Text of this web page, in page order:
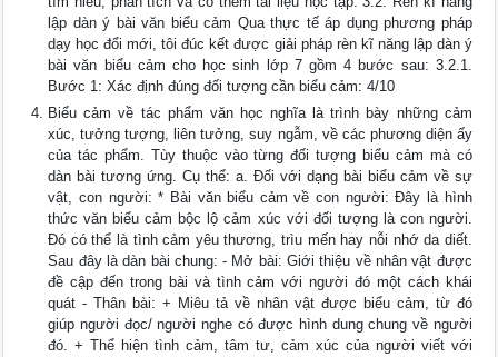
lập dàn ý bài văn biểu cảm Qua thực tế áp dụng phương pháp
dạy học đổi mới, tôi đúc kết được giải pháp rèn kĩ năng lập dàn ý
bài văn biểu cảm cho học sinh lớp 7 gồm 4 bước sau: 3.2.1.
Bước 1: Xác định đúng đối tượng cần biểu cảm: 4/10
Biểu cảm về tác phẩm văn học nghĩa là trình bày những cảm
xúc, tưởng tượng, liên tưởng, suy ngẫm, về các phương diện ấy
của tác phẩm. Tùy thuộc vào từng đối tượng biểu cảm mà có
dàn bài tương ứng. Cụ thể: a. Đối với dạng bài biểu cảm về sự
vật, con người: * Bài văn biểu cảm về con người: Đây là hình
thức văn biểu cảm bộc lộ cảm xúc với đối tượng là con người.
Đó có thể là tình cảm yêu thương, trìu mến hay nỗi nhớ da diết.
Sau đây là dàn bài chung: - Mở bài: Giới thiệu về nhân vật được
đề cập đến trong bài và tình cảm với người đó một cách khái
quát - Thân bài: + Miêu tả về nhân vật được biểu cảm, từ đó
giúp người đọc/ người nghe có được hình dung chung về người
đó. + Thể hiện tình cảm, tâm tư, cảm xúc của người viết với